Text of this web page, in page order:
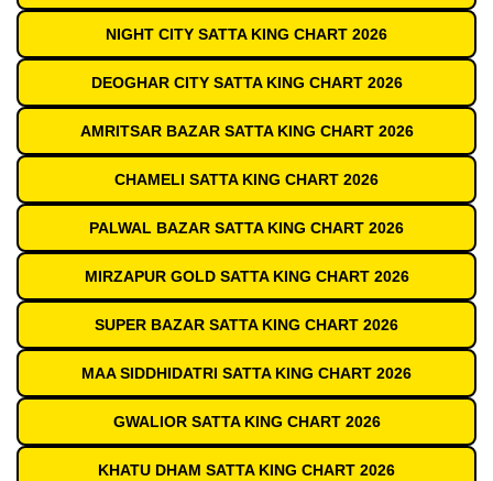
NIGHT CITY SATTA KING CHART 2026
DEOGHAR CITY SATTA KING CHART 2026
AMRITSAR BAZAR SATTA KING CHART 2026
CHAMELI SATTA KING CHART 2026
PALWAL BAZAR SATTA KING CHART 2026
MIRZAPUR GOLD SATTA KING CHART 2026
SUPER BAZAR SATTA KING CHART 2026
MAA SIDDHIDATRI SATTA KING CHART 2026
GWALIOR SATTA KING CHART 2026
KHATU DHAM SATTA KING CHART 2026